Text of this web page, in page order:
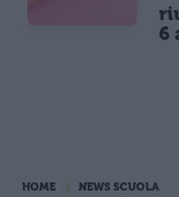
6
HOME NEWS SCUOLA